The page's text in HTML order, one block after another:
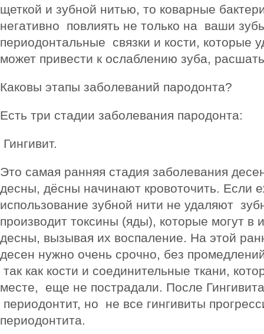
щеткой и зубной нитью, то коварные
негативно повлиять не только на ваши
периодонтальные связки и кости, которые
может привести к ослаблению зуба,
Каковы этапы заболеваний пародонта?
Есть три стадии заболевания пародонта:
Гингивит.
Это самая ранняя стадия заболевания
десны, дёсны начинают кровоточить. Если
использование зубной нити не удаляют
производит токсины (яды), которые могут в
десны, вызывая их воспаление. На этой
десен нужно очень срочно, без
так как кости и соединительные ткани,
месте, еще не пострадали. После
периодонтит, но не все гингивиты
периодонтита.